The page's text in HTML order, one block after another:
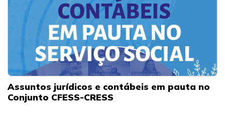
Assuntos jurídicos e contábeis em pauta no
Conjunto CFESS-CRESS